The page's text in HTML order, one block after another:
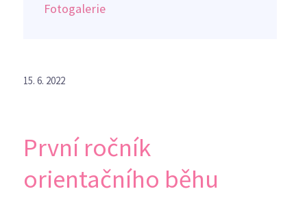
Fotogalerie
15. 6. 2022
První ročník
orientačního běhu